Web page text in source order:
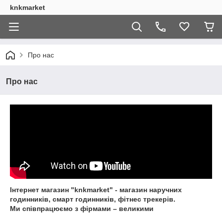
knkmarket
Про нас
Про нас
Інтернет магазин "knkmarket" - магазин наручних
годинників, смарт годинників, фітнес трекерів.
Ми співпрацюємо з фірмами – великими